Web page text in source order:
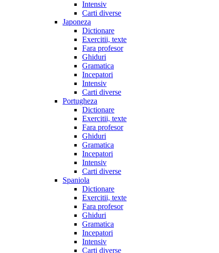
Intensiv
Carti diverse
Japoneza
Dictionare
Exercitii, texte
Fara profesor
Ghiduri
Gramatica
Incepatori
Intensiv
Carti diverse
Portugheza
Dictionare
Exercitii, texte
Fara profesor
Ghiduri
Gramatica
Incepatori
Intensiv
Carti diverse
Spaniola
Dictionare
Exercitii, texte
Fara profesor
Ghiduri
Gramatica
Incepatori
Intensiv
Carti diverse